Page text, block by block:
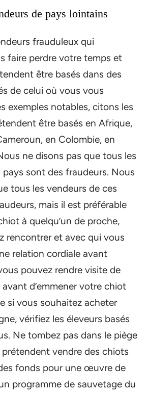
de pays lointains
frauduleux qui
faire perdre votre temps et
être basés dans des
de celui où vous vous
exemples notables, citons les
être basés en Afrique,
en Colombie, en
ne disons pas que tous les
sont des fraudeurs. Nous
tous les vendeurs de ces
mais il est préférable
à quelqu’un de proche,
rencontrer et avec qui vous
relation cordiale avant
pouvez rendre visite de
d’emmener votre chiot
si vous souhaitez acheter
vérifiez les éleveurs basés
Ne tombez pas dans le piège
vendre des chiots
fonds pour une œuvre de
programme de sauvetage du